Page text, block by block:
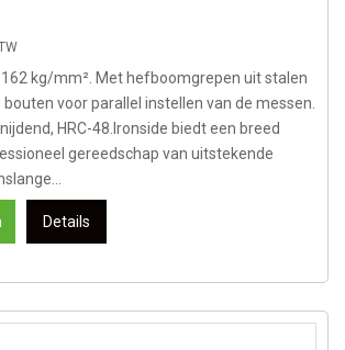
kg/mm². Met hefboomgrepen uit stalen
bouten voor parallel instellen van de messen.
HRC-48.Ironside biedt een breed
gereedschap van uitstekende
Details